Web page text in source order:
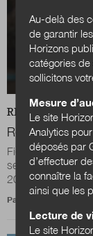
REVUE ILS
Repenser les
Fidèle à sa raison
secteur public, la
2024, en
Par Julien Nessi
Au-delà des
de garantir
Horizons
catégories
sollicitons
Mesure
Le site
Analytics
déposés par
d’effectuer
connaître la
ainsi que les
Lecture de
Le site